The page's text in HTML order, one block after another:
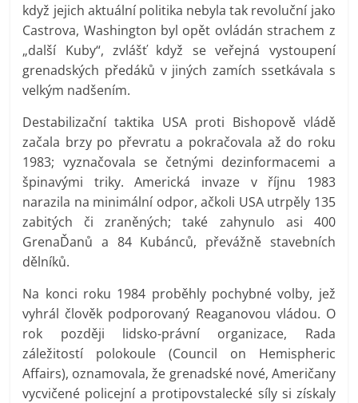
když jejich aktuální politika nebyla tak revoluční jako
Castrova, Washington byl opět ovládán strachem z
„další Kuby“, zvlášť když se veřejná vystoupení
grenadských předáků v jiných zamích ssetkávala s
velkým nadšením.
Destabilizační taktika USA proti Bishopově vládě
začala brzy po převratu a pokračovala až do roku
1983; vyznačovala se četnými dezinformacemi a
špinavými triky. Americká invaze v říjnu 1983
narazila na minimální odpor, ačkoli USA utrpěly 135
zabitých či zraněných; také zahynulo asi 400
GrenaĎanů a 84 Kubánců, převážně stavebních
dělníků.
Na konci roku 1984 proběhly pochybné volby, jež
vyhrál člověk podporovaný Reaganovou vládou. O
rok později lidsko-právní organizace, Rada
záležitostí polokoule (Council on Hemispheric
Affairs), oznamovala, že grenadské nové, Američany
vycvičené policejní a protipovstalecké síly si získaly